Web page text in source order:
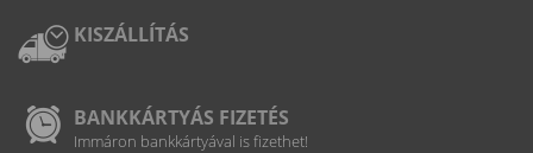
KISZÁLLÍTÁS
BANKKÁRTYÁS FIZETÉS
Immáron bankkártyával is fizethet!